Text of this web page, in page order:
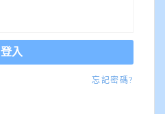
登入
忘記密碼?